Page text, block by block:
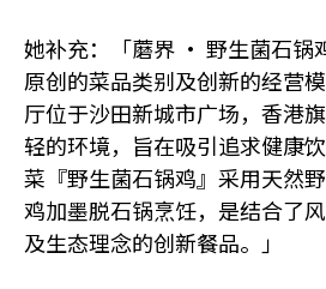
她补充：「蘑界 · 野生菌石锅
原创的菜品类别及创新的经营
厅位于沙田新城市广场，香港
轻的环境，旨在吸引追求健康
菜『野生菌石锅鸡』采用天然
鸡加墨脱石锅烹饪，是结合了
及生态理念的创新餐品。」